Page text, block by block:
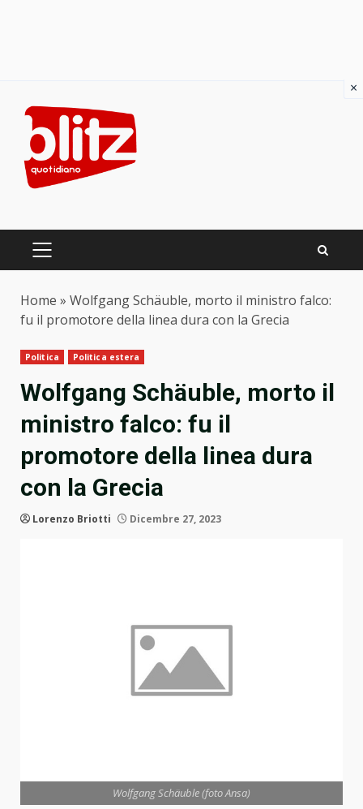
content
PRIMARY
Home » Wolfgang Schäuble, morto il ministro falco:
fu il promotore della linea dura con la Grecia
Politica Politica estera
Wolfgang Schäuble, morto il
ministro falco: fu il
promotore della linea dura
con la Grecia
Lorenzo Briotti Dicembre 27, 2023
Wolfgang Schäuble (foto Ansa)
×